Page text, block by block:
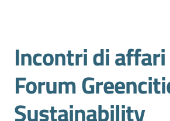
Studi
e
Statistica
Salta al contenuto
Incontri di
Forum
Sustainability